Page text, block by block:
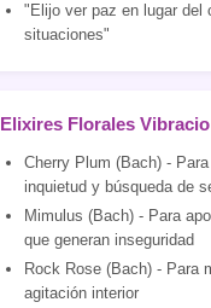
"Elijo ver paz en lugar del
situaciones"
Elixires Florales
Cherry Plum (Bach) -
inquietud y búsqueda de
Mimulus (Bach) - Para
que generan inseguridad
Rock Rose (Bach) - Para
agitación interior